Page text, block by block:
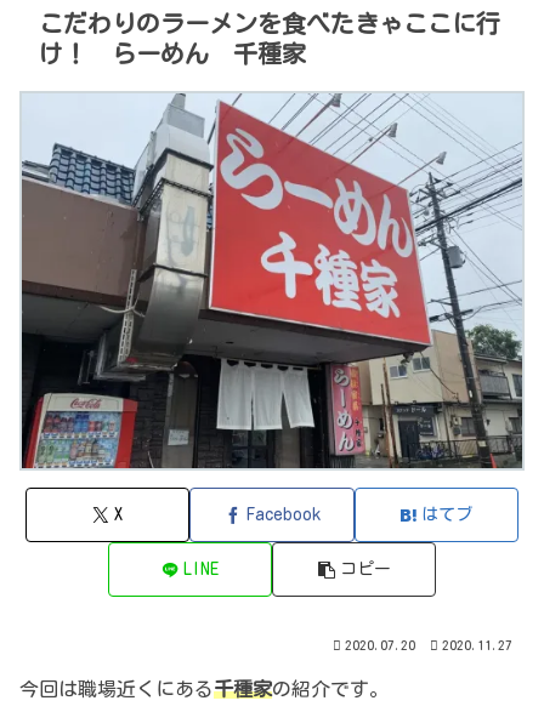
こだわりのラーメンを食べたきゃここに行
け！ らーめん 千種家
X Facebook はてブ
LINE コピー
2020.07.20 2020.11.27
今回は職場近くにある千種家の紹介です。